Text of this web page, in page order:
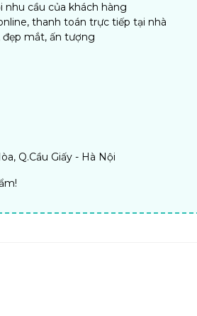
nhu cầu của khách hàng
thanh toán trực tiếp tại nhà
đẹp mắt, ấn tượng
Q.Cầu Giấy - Hà Nội